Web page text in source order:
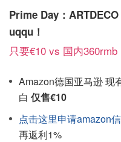
Prime Day：
uqqu！
只要€10 vs 国内360rmb
Amazon德国亚马逊 现
白 仅售€10
点击这里申请amazon
再返利1%